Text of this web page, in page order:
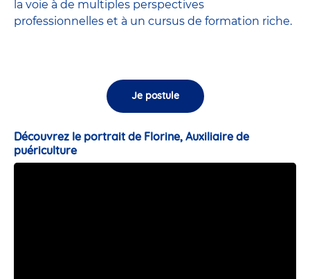
la voie à de multiples perspectives
professionnelles et à un cursus de formation riche.
Je postule
Découvrez le portrait de Florine, Auxiliaire de
puériculture